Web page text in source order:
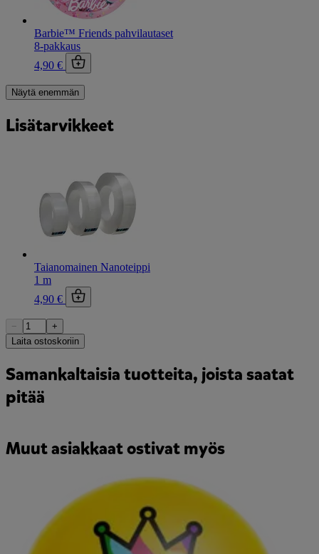
Barbie™ Friends pahvilautaset
8-pakkaus
4,90 €
Näytä enemmän
Lisätarvikkeet
Taianomainen Nanoteippi
1 m
4,90 €
−
+
Laita ostoskoriin
Samankaltaisia tuotteita, joista saatat
pitää
Muut asiakkaat ostivat myös